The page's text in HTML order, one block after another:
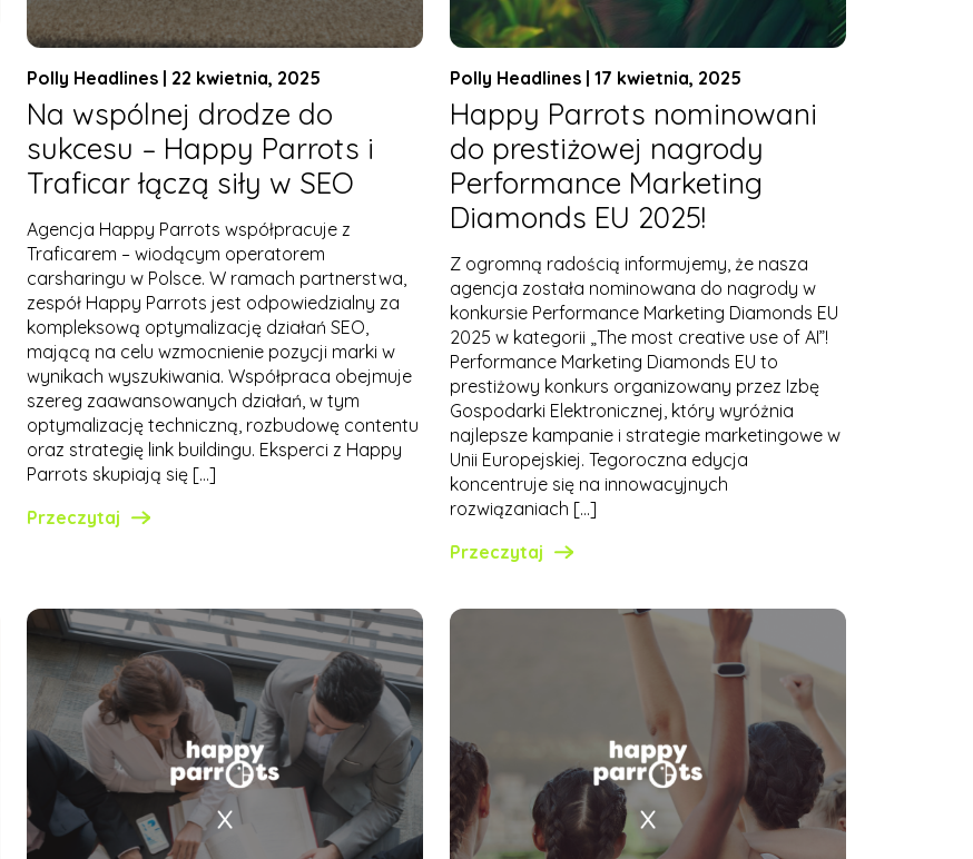
Polly Headlines | 22 kwietnia, 2025
Na wspólnej drodze do
sukcesu – Happy Parrots i
Traficar łączą siły w SEO
Agencja Happy Parrots współpracuje z
Traficarem – wiodącym operatorem
carsharingu w Polsce. W ramach partnerstwa,
zespół Happy Parrots jest odpowiedzialny za
kompleksową optymalizację działań SEO,
mającą na celu wzmocnienie pozycji marki w
wynikach wyszukiwania. Współpraca obejmuje
szereg zaawansowanych działań, w tym
optymalizację techniczną, rozbudowę contentu
oraz strategię link buildingu. Eksperci z Happy
Parrots skupiają się […]
Przeczytaj
Polly Headlines | 17 kwietnia, 2025
Happy Parrots nominowani
do prestiżowej nagrody
Performance Marketing
Diamonds EU 2025!
Z ogromną radością informujemy, że nasza
agencja została nominowana do nagrody w
konkursie Performance Marketing Diamonds EU
2025 w kategorii „The most creative use of AI”!
Performance Marketing Diamonds EU to
prestiżowy konkurs organizowany przez Izbę
Gospodarki Elektronicznej, który wyróżnia
najlepsze kampanie i strategie marketingowe w
Unii Europejskiej. Tegoroczna edycja
koncentruje się na innowacyjnych
rozwiązaniach […]
Przeczytaj